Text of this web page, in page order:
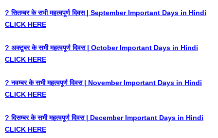
? सितम्बर के सभी महत्वपूर्ण दिवस | September Important Days in Hindi
CLICK HERE
? अक्टूबर के सभी महत्वपूर्ण दिवस | October Important Days in Hindi
CLICK HERE
? नवम्बर के सभी महत्वपूर्ण दिवस | November Important Days in Hindi
CLICK HERE
? दिसम्बर के सभी महत्वपूर्ण दिवस | December Important Days in Hindi
CLICK HERE